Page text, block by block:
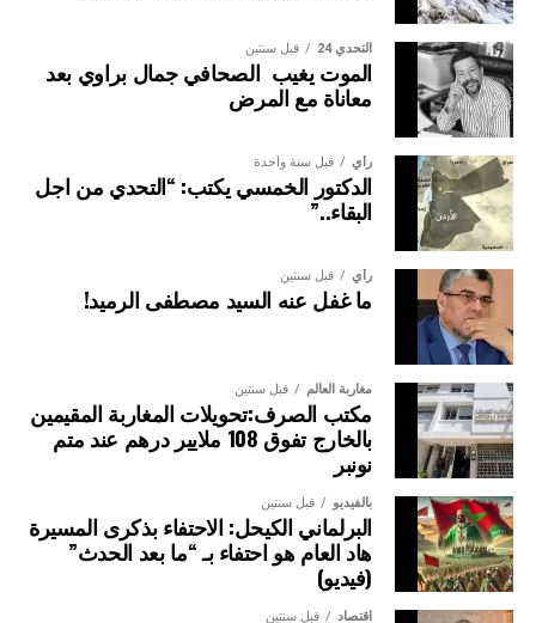
التحدي 24 قبل سنتين
الموت يغيب الصحافي جمال براوي بعد
معاناة مع المرض
رأي قبل سنة واحدة
الدكتور الخمسي يكتب: “التحدي من اجل
البقاء..”
رأي قبل سنتين
ما غفل عنه السيد مصطفى الرميد!
مغاربة العالم قبل سنتين
مكتب الصرف:تحويلات المغاربة المقيمين
بالخارج تفوق 108 ملايير درهم عند متم
نونبر
بالفيديو قبل سنتين
البرلماني الكيحل: الاحتفاء بذكرى المسيرة
هاد العام هو احتفاء بـ “ما بعد الحدث”
(فيديو)
اقتصاد قبل سنتين